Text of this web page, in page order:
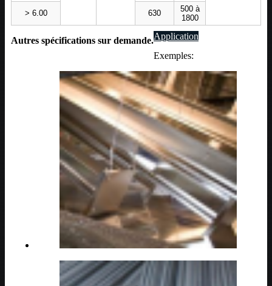
> 6.00 630
500 à
1800
Autres spécifications sur demande.Application
Exemples: